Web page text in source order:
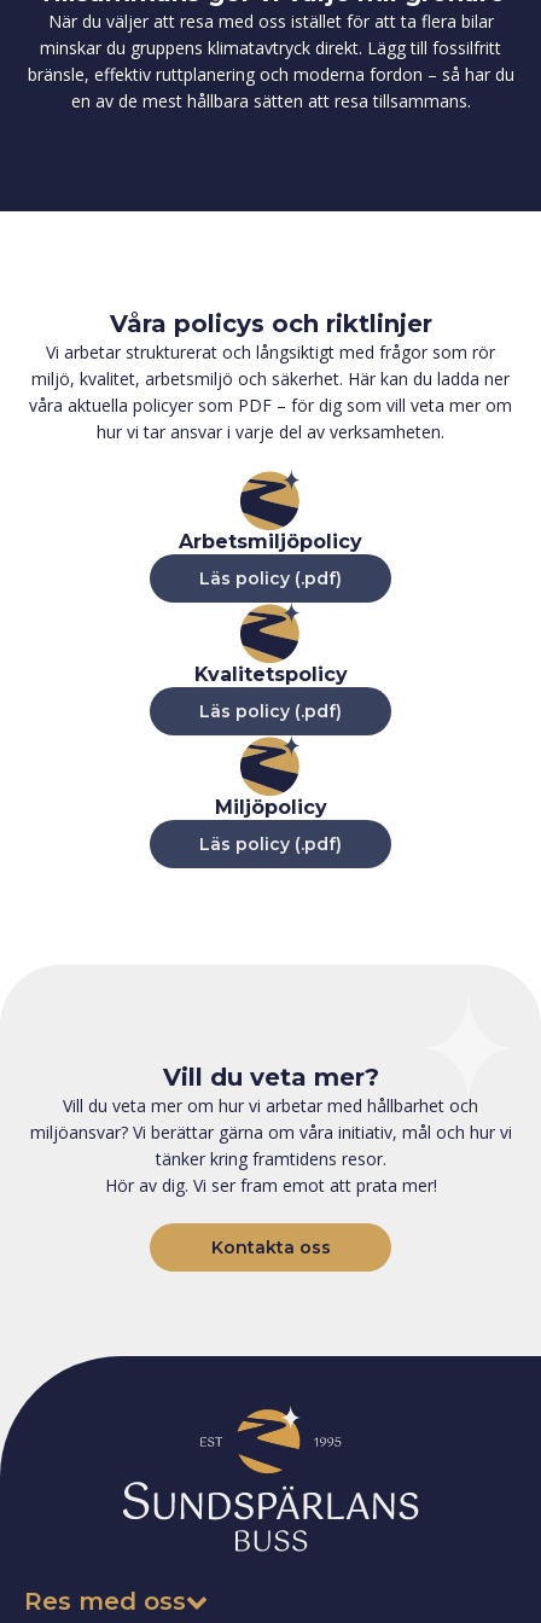
När du väljer att resa med oss istället för att ta flera bilar
minskar du gruppens klimatavtryck direkt. Lägg till fossilfritt
bränsle, effektiv ruttplanering och moderna fordon – så har du
en av de mest hållbara sätten att resa tillsammans.
Våra policys och riktlinjer
Vi arbetar strukturerat och långsiktigt med frågor som rör
miljö, kvalitet, arbetsmiljö och säkerhet. Här kan du ladda ner
våra aktuella policyer som PDF – för dig som vill veta mer om
hur vi tar ansvar i varje del av verksamheten.
Arbetsmiljöpolicy
Läs policy (.pdf)
Kvalitetspolicy
Läs policy (.pdf)
Miljöpolicy
Läs policy (.pdf)
Vill du veta mer?
Vill du veta mer om hur vi arbetar med hållbarhet och
miljöansvar? Vi berättar gärna om våra initiativ, mål och hur vi
tänker kring framtidens resor.
Hör av dig. Vi ser fram emot att prata mer!
Kontakta oss
Res med oss